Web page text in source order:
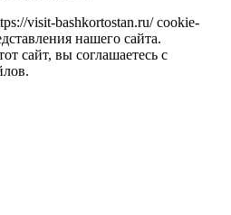
visit-bashkortostan.ru/ cookie-
нашего сайта.
сайт, вы соглашаетесь с